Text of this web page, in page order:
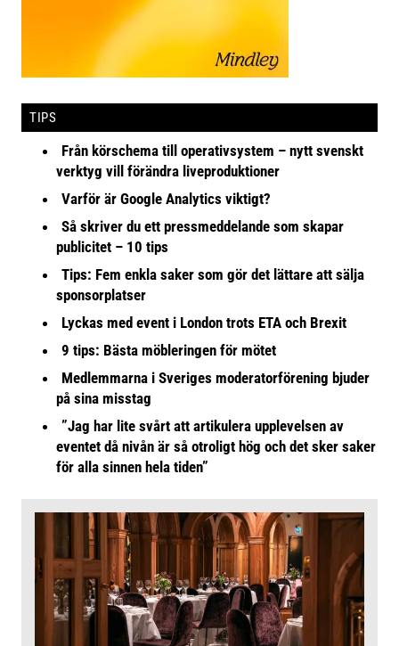
TIPS
Från körschema till operativsystem – nytt svenskt
verktyg vill förändra liveproduktioner
Varför är Google Analytics viktigt?
Så skriver du ett pressmeddelande som skapar
publicitet – 10 tips
Tips: Fem enkla saker som gör det lättare att sälja
sponsorplatser
Lyckas med event i London trots ETA och Brexit
9 tips: Bästa möbleringen för mötet
Medlemmarna i Sveriges moderatorförening bjuder
på sina misstag
”Jag har lite svårt att artikulera upplevelsen av
eventet då nivån är så otroligt hög och det sker saker
för alla sinnen hela tiden”